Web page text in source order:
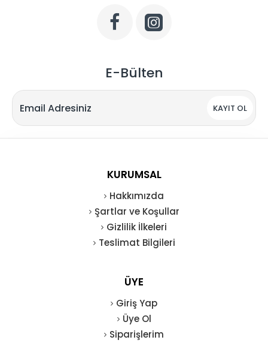
E-Bülten
KAYIT OL
KURUMSAL
Hakkımızda
Şartlar ve Koşullar
Gizlilik İlkeleri
Teslimat Bilgileri
ÜYE
Giriş Yap
Üye Ol
Siparişlerim